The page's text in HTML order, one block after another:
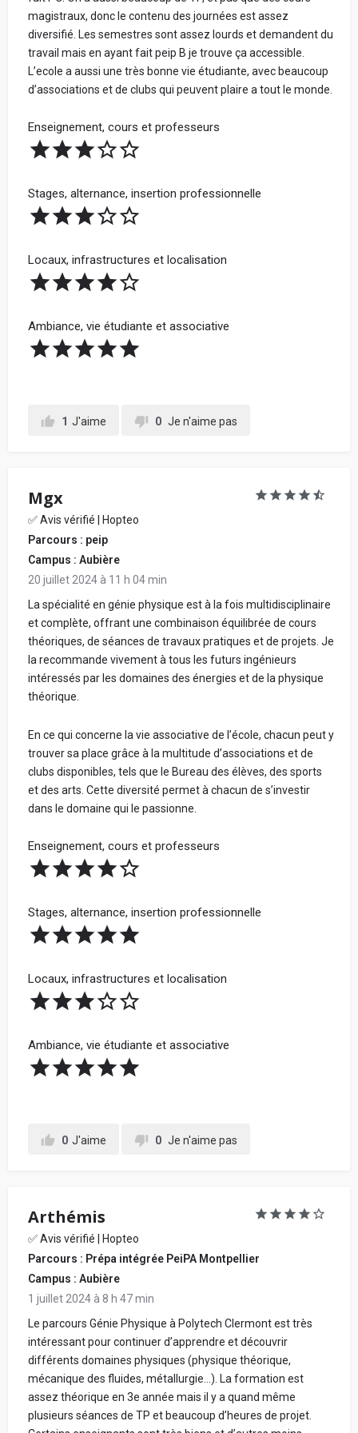
magistraux, donc le contenu des journées est assez
diversifié. Les semestres sont assez lourds et demandent du
travail mais en ayant fait peip B je trouve ça accessible.
L’ecole a aussi une très bonne vie étudiante, avec beaucoup
d’associations et de clubs qui peuvent plaire a tout le monde.
Enseignement, cours et professeurs
Stages, alternance, insertion professionnelle
Locaux, infrastructures et localisation
Ambiance, vie étudiante et associative
1 J'aime 0 Je n'aime pas
Mgx
✅ Avis vérifié | Hopteo
Parcours : peip
Campus : Aubière
20 juillet 2024 à 11 h 04 min
La spécialité en génie physique est à la fois multidisciplinaire
et complète, offrant une combinaison équilibrée de cours
théoriques, de séances de travaux pratiques et de projets. Je
la recommande vivement à tous les futurs ingénieurs
intéressés par les domaines des énergies et de la physique
théorique.
En ce qui concerne la vie associative de l’école, chacun peut y
trouver sa place grâce à la multitude d’associations et de
clubs disponibles, tels que le Bureau des élèves, des sports
et des arts. Cette diversité permet à chacun de s’investir
dans le domaine qui le passionne.
Enseignement, cours et professeurs
Stages, alternance, insertion professionnelle
Locaux, infrastructures et localisation
Ambiance, vie étudiante et associative
0 J'aime 0 Je n'aime pas
Arthémis
✅ Avis vérifié | Hopteo
Parcours : Prépa intégrée PeiPA Montpellier
Campus : Aubière
1 juillet 2024 à 8 h 47 min
Le parcours Génie Physique à Polytech Clermont est très
intéressant pour continuer d’apprendre et découvrir
différents domaines physiques (physique théorique,
mécanique des fluides, métallurgie…). La formation est
assez théorique en 3e année mais il y a quand même
plusieurs séances de TP et beaucoup d’heures de projet.
Ton école n'a pas et n'aura jamais accès à tes
Tous les avis sont vérifiés avant d'être publiés et seront
rejetés s'ils ne respectent pas ces règles.
Bonne rédaction ! 😃
Avis par catégorie :
catégories.
Votre vrai prénom et votre nom - Obligatoire (ne
seront jamais communiqués. Cela nous permet de
vérifier sur LinkedIn que vous avez étudié dans
Votre Parcours avant l'école
Votre adresse mail (ne sera jamais communiquée à
l'école) :
Votre retour d'expérience au sein de l'école, en
En soumettant mon avis, j'accepte les
conditions
générales d'utilisation.
Partager mon avis